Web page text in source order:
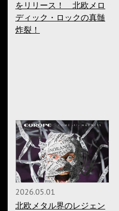
をリリース！ 北欧メロ
ディック・ロックの真髄
炸裂！
2026.05.01
北欧メタル界のレジェン